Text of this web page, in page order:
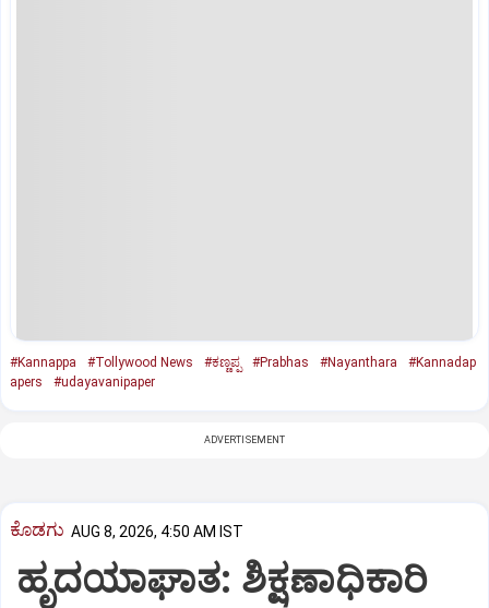
#Kannappa #Tollywood News #ಕಣ್ಣಪ್ಪ #Prabhas #Nayanthara
#Kannadap
apers
#udayavanipaper
ADVERTISEMENT
ಕೊಡಗು AUG 8, 2026, 4:50 AM IST
ಹೃದಯಾಘಾತ: ಶಿಕ್ಷಣಾಧಿಕಾರಿ